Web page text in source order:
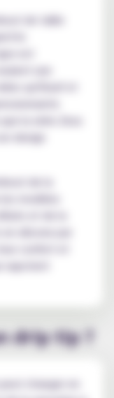
de taille
est
une
qu'Eleaf et
la série Zeus
design
de la
modèles
silicone par
drip tip ?
changer en